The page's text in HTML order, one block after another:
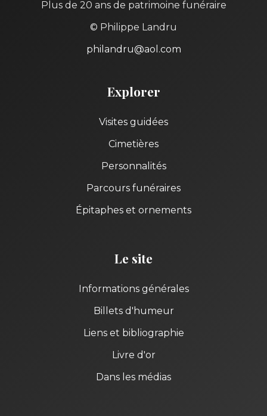
Plus de 20 ans de patrimoine funéraire
© Philippe Landru
philandru@aol.com
Explorer
Visites guidées
Cimetières
Personnalités
Parcours funéraires
Épitaphes et ornements
Le site
Informations générales
Billets d'humeur
Liens et bibliographie
Livre d'or
Dans les médias